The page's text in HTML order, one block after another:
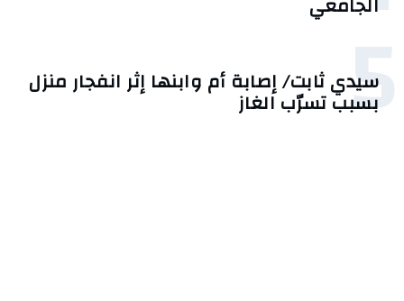
5
سيدي ثابت/ إصابة أم وابنها إثر انفجار منزل
بسبب تسرّب الغاز